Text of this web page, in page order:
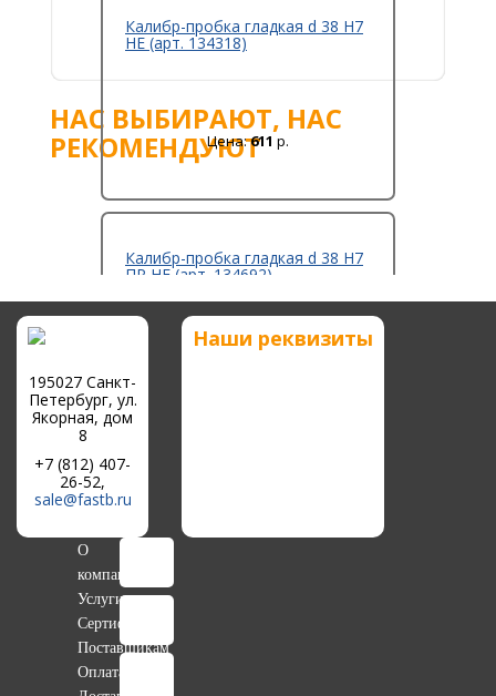
Калибр-пробка гладкая d 38 Н7
НЕ (арт. 134318)
Цена:611 р.
Калибр-пробка гладкая d 38 Н7
ПР НЕ (арт. 134692)
НЕ (арт. 111853)
НАС ВЫБИРАЮТ, НАС
РЕКОМЕНДУЮТ
195027 Санкт-
Петербург, ул.
Якорная, дом
8
+7 (812) 407-
26-52,
sale@fastb.ru
Наши реквизиты
О
компании
Услуги
Сертификаты
Поставщикам
Оплата